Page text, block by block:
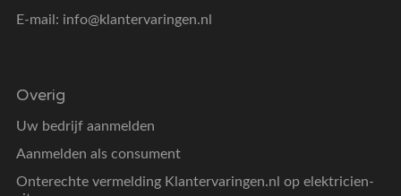
E-mail: info@klantervaringen.nl
Overig
Uw bedrijf aanmelden
Aanmelden als consument
Onterechte vermelding Klantervaringen.nl op elektricien-